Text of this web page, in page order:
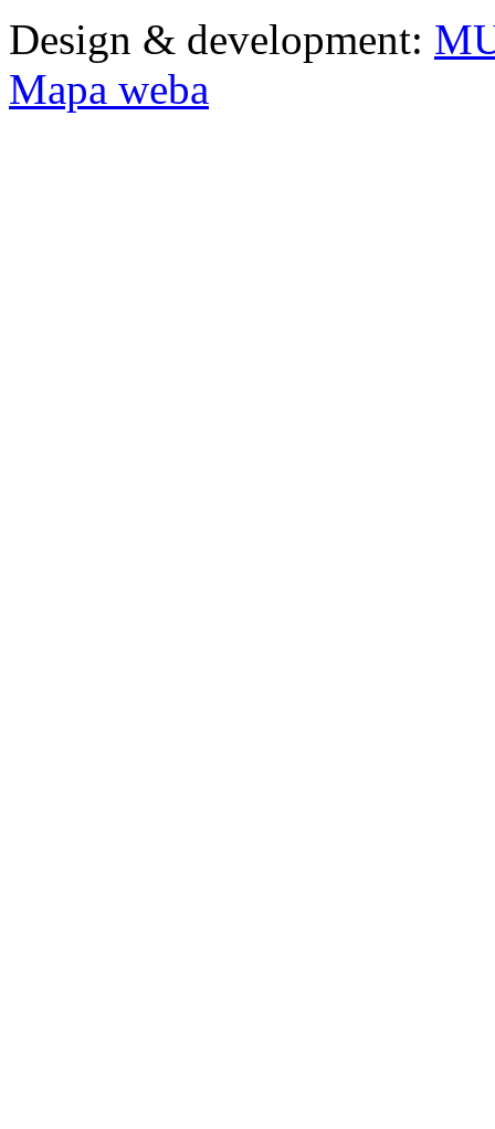
Design & development:
Mapa weba